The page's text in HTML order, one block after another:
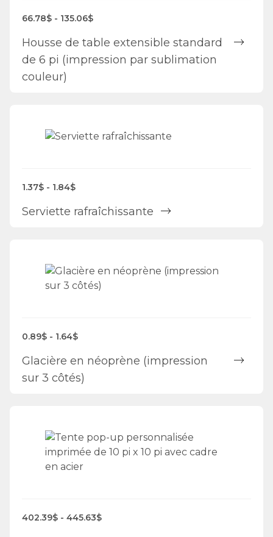
66.78$ - 135.06$
Housse de table extensible standard
de 6 pi (impression par sublimation
couleur)
1.37$ - 1.84$
Serviette rafraîchissante
0.89$ - 1.64$
Glacière en néoprène (impression
sur 3 côtés)
402.39$ - 445.63$